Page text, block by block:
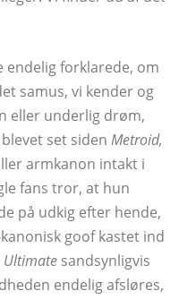
endelig forklarede, om
samus, vi kender og
eller underlig drøm,
set siden Metroid,
armkanon intakt i
fans tror, ​​at hun
på udkig efter hende,
goof kastet ind
Ultimate sandsynligvis
endelig afsløres,